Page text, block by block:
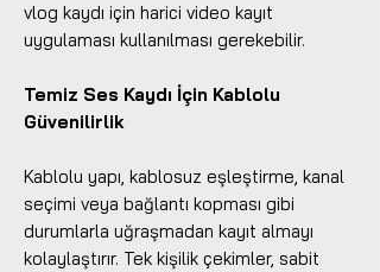
vlog kaydı için harici video kayıt
uygulaması kullanılması gerekebilir.
Temiz Ses Kaydı İçin Kablolu
Güvenilirlik
Kablolu yapı, kablosuz eşleştirme, kanal
seçimi veya bağlantı kopması gibi
durumlarla uğraşmadan kayıt almayı
kolaylaştırır. Tek kişilik çekimler, sabit